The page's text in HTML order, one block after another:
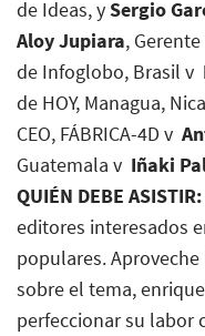
de Ideas, ySergio
Aloy Jupiara,
de Infoglobo, Brasil v
de HOY, Managua,
CEO, FÁBRICA-4D v
Guatemala v Iñaki
QUIÉN DEBE ASISTIR:
editores interesados
populares.
sobre el tema,
perfeccionar su labor